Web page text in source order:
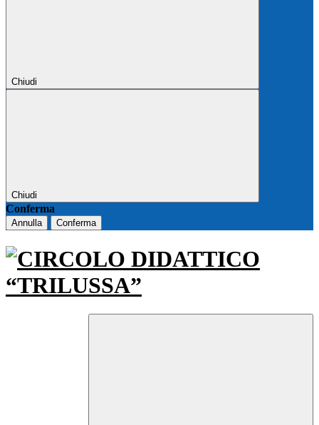
Chiudi
Chiudi
Conferma
Annulla Conferma